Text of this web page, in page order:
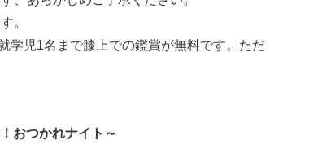
。
学児1名まで膝上での鑑賞が無料です。ただ
おつかれナイト～